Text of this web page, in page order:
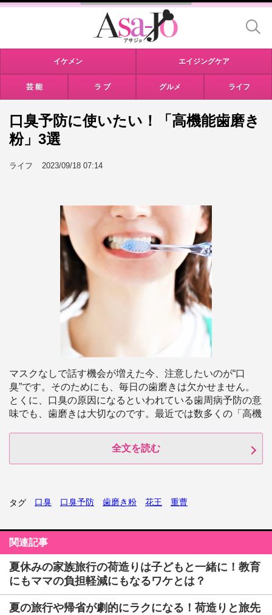
イケメン エイジングケア
芸 能 ラ ブ グルメ ライフ
口臭予防に使いたい！「高機能歯磨き
粉」3選
ライフ 2023/09/18 07:14
マスクなしで話す機会が増えた今、注意したいのが“口
臭”です。そのためにも、毎日の歯磨きは欠かせません。
とくに、口臭の原因になるといわれている歯周病予防の意
味でも、歯磨きは大切なのです。最近では数多くの「高機
全文を読む
タグ 口臭 口臭予防 歯磨き粉 花王 重曹
関連記事
夏休みの家族旅行の荷造りは子どもと一緒に！教育
にもママの負担軽減にもなるワケとは？
夏の旅行や帰省が劇的にラクになる！荷造りと旅先